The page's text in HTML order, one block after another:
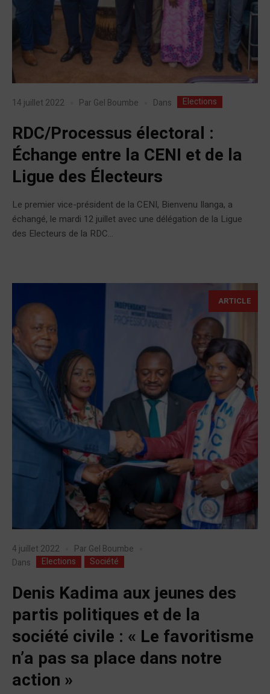
14 juillet 2022 Par Gel Boumbe Dans Elections
RDC/Processus électoral :
Échange entre la CENI et de la
Ligue des Électeurs
Le premier vice-président de la CENI, Bienvenu Ilanga, a
échangé, le mardi 12 juillet avec une délégation de la Ligue
des Electeurs de la RDC...
ARTICLE
4 juillet 2022 Par Gel Boumbe
Dans
Elections Société
Denis Kadima aux jeunes des
partis politiques et de la
société civile : « Le favoritisme
n’a pas sa place dans notre
action »